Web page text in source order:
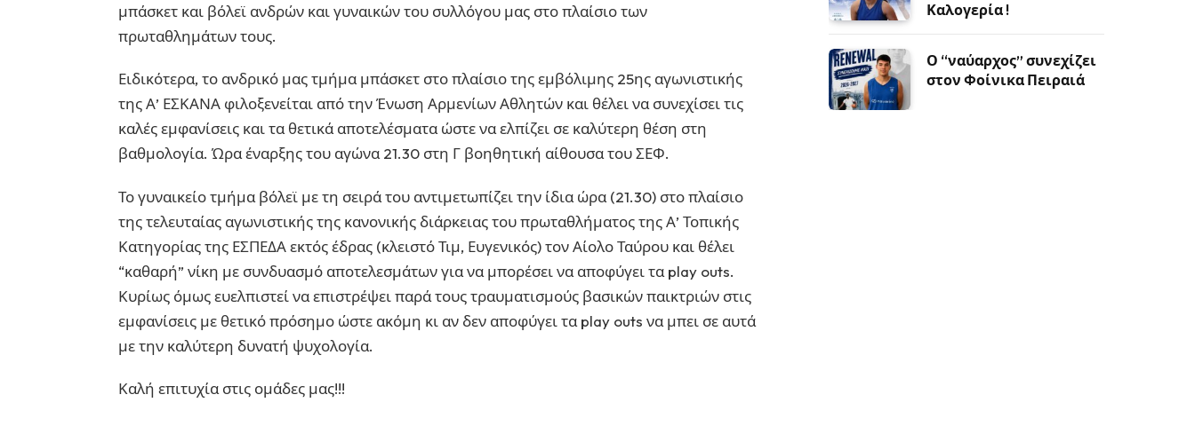
μπάσκετ και βόλεϊ ανδρών και γυναικών του συλλόγου μας στο πλαίσιο των
πρωταθλημάτων τους.
Ειδικότερα, το ανδρικό μας τμήμα μπάσκετ στο πλαίσιο της εμβόλιμης 25ης αγωνιστικής
της Α’ ΕΣΚΑΝΑ φιλοξενείται από την Ένωση Αρμενίων Αθλητών και θέλει να συνεχίσει τις
καλές εμφανίσεις και τα θετικά αποτελέσματα ώστε να ελπίζει σε καλύτερη θέση στη
βαθμολογία. Ώρα έναρξης του αγώνα 21.30 στη Γ βοηθητική αίθουσα του ΣΕΦ.
Το γυναικείο τμήμα βόλεϊ με τη σειρά του αντιμετωπίζει την ίδια ώρα (21.30) στο πλαίσιο
της τελευταίας αγωνιστικής της κανονικής διάρκειας του πρωταθλήματος της Α’ Τοπικής
Κατηγορίας της ΕΣΠΕΔΑ εκτός έδρας (κλειστό Τιμ, Ευγενικός) τον Αίολο Ταύρου και θέλει
“καθαρή” νίκη με συνδυασμό αποτελεσμάτων για να μπορέσει να αποφύγει τα play outs.
Κυρίως όμως ευελπιστεί να επιστρέψει παρά τους τραυματισμούς βασικών παικτριών στις
εμφανίσεις με θετικό πρόσημο ώστε ακόμη κι αν δεν αποφύγει τα play outs να μπει σε αυτά
με την καλύτερη δυνατή ψυχολογία.
Καλή επιτυχία στις ομάδες μας!!!
Καλογερία !
Ο “ναύαρχος” συνεχίζει
στον Φοίνικα Πειραιά